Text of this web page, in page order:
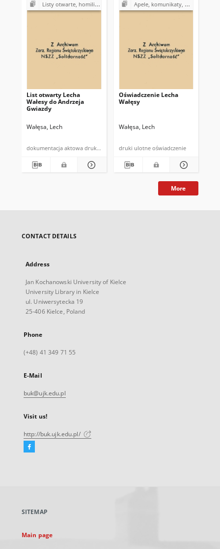
Listy otwarte, homilie, przemówienia z lat 1980-1989
List otwarty Lecha
Wałesy do Andrzeja
Gwiazdy
Wałęsa, Lech
dokumentacja aktowa druk powielony
Apele, komunikaty, oświadczenia z lat 80.
Oświadczenie Lecha
Wałęsy
Wałęsa, Lech
druki ulotne oświadczenie
More
CONTACT DETAILS
Address
Jan Kochanowski University of Kielce
University Library in Kielce
ul. Uniwersytecka 19
25-406 Kielce, Poland
Phone
(+48) 41 349 71 55
E-Mail
buk@ujk.edu.pl
Visit us!
http://buk.ujk.edu.pl/
Facebook
new
SITEMAP
Main page